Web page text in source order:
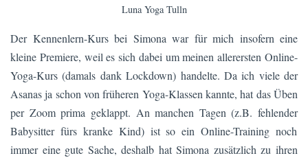
Luna Yoga Tulln
Der Kennenlern-Kurs bei Simona war für mich insofern eine
kleine Premiere, weil es sich dabei um meinen allerersten Online-
Yoga-Kurs (damals dank Lockdown) handelte. Da ich viele der
Asanas ja schon von früheren Yoga-Klassen kannte, hat das Üben
per Zoom prima geklappt. An manchen Tagen (z.B. fehlender
Babysitter fürs kranke Kind) ist so ein Online-Training noch
immer eine gute Sache, deshalb hat Simona zusätzlich zu ihren